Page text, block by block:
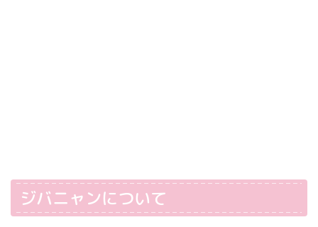
ジバニャンについて